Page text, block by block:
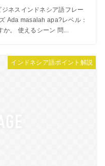
ネスインドネシア語フレー
Ada masalah apa?レベル：
。 使えるシーン 問...
インドネシア語ポイント解説